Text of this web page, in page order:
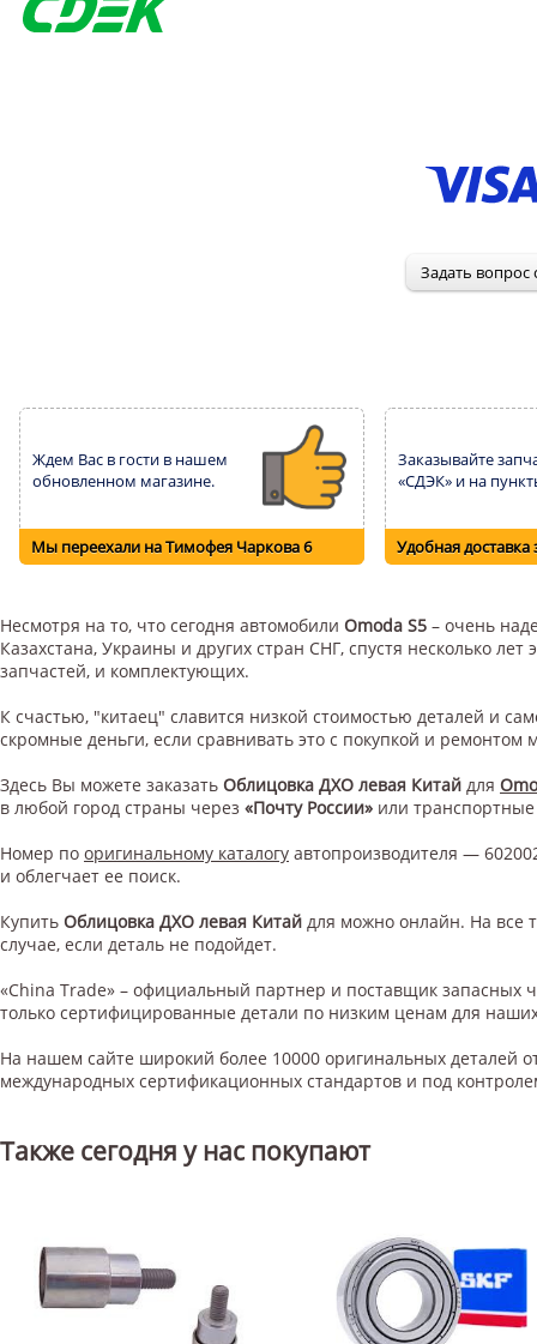
Ждем Вас в гости в нашем
обновленном магазине.
Мы переехали на Тимофея Чаркова 6
Заказывайте
«СДЭК» и на
Удобная доставка
Несмотря на то, что сегодня автомобили Omoda S5 – очень
Казахстана, Украины и других стран СНГ, спустя несколько
запчастей, и комплектующих.
К счастью, "китаец" славится низкой стоимостью деталей и
скромные деньги, если сравнивать это с покупкой и
Здесь Вы можете заказать Облицовка ДХО левая Китай для
в любой город страны через «Почту России» или
Номер по оригинальному каталогу автопроизводителя —
и облегчает ее поиск.
Купить Облицовка ДХО левая Китай для можно онлайн. На все
случае, если деталь не подойдет.
«China Trade» – официальный партнер и поставщик запасных
только сертифицированные детали по низким ценам для
На нашем сайте широкий более 10000 оригинальных деталей
международных сертификационных стандартов и под
Также сегодня у нас покупают